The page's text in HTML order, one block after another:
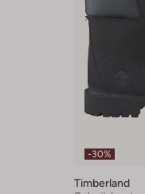
-30%
Timberland